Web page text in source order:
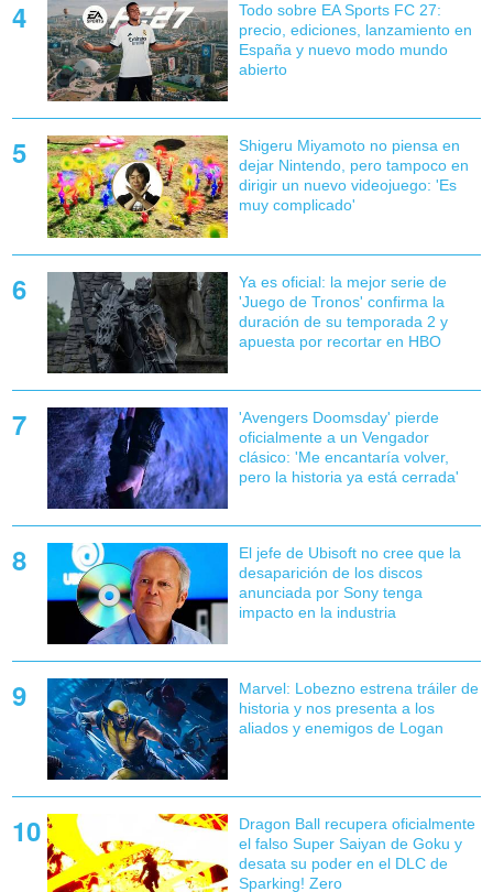
Todo sobre EA Sports FC 27:
precio, ediciones, lanzamiento en
España y nuevo modo mundo
abierto
Shigeru Miyamoto no piensa en
dejar Nintendo, pero tampoco en
dirigir un nuevo videojuego: 'Es
muy complicado'
Ya es oficial: la mejor serie de
'Juego de Tronos' confirma la
duración de su temporada 2 y
apuesta por recortar en HBO
'Avengers Doomsday' pierde
oficialmente a un Vengador
clásico: 'Me encantaría volver,
pero la historia ya está cerrada'
El jefe de Ubisoft no cree que la
desaparición de los discos
anunciada por Sony tenga
impacto en la industria
Marvel: Lobezno estrena tráiler de
historia y nos presenta a los
aliados y enemigos de Logan
Dragon Ball recupera oficialmente
el falso Super Saiyan de Goku y
desata su poder en el DLC de
Sparking! Zero